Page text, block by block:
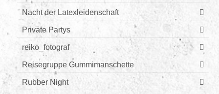
Nacht der Latexleidenschaft
Private Partys
reiko_fotograf
Reisegruppe Gummimanschette
Rubber Night